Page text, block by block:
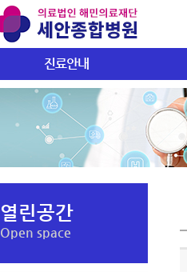
진료안내
열린공간
Open space